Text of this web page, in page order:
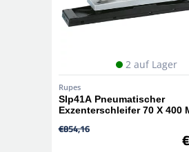
2 auf Lager
Rupes
Slp41A Pneumatischer
Exzenterschleifer 70 X 400
€854,16